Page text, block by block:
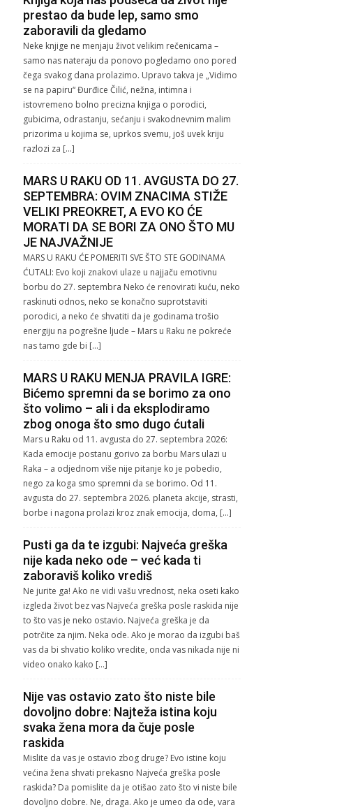
prestao da bude lep, samo smo
zaboravili da gledamo
Neke knjige ne menjaju život velikim rečenicama –
samo nas nateraju da ponovo pogledamo ono pored
čega svakog dana prolazimo. Upravo takva je „Vidimo
se na papiru“ Đurđice Čilić, nežna, intimna i
istovremeno bolno precizna knjiga o porodici,
gubicima, odrastanju, sećanju i svakodnevnim malim
prizorima u kojima se, uprkos svemu, još uvek kriju
razlozi za […]
MARS U RAKU OD 11. AVGUSTA DO 27.
SEPTEMBRA: OVIM ZNACIMA STIŽE
VELIKI PREOKRET, A EVO KO ĆE
MORATI DA SE BORI ZA ONO ŠTO MU
JE NAJVAŽNIJE
MARS U RAKU ĆE POMERITI SVE ŠTO STE GODINAMA
ĆUTALI: Evo koji znakovi ulaze u najjaču emotivnu
borbu do 27. septembra Neko će renovirati kuću, neko
raskinuti odnos, neko se konačno suprotstaviti
porodici, a neko će shvatiti da je godinama trošio
energiju na pogrešne ljude – Mars u Raku ne pokreće
nas tamo gde bi […]
MARS U RAKU MENJA PRAVILA IGRE:
Bićemo spremni da se borimo za ono
što volimo – ali i da eksplodiramo
zbog onoga što smo dugo ćutali
Mars u Raku od 11. avgusta do 27. septembra 2026:
Kada emocije postanu gorivo za borbu Mars ulazi u
Raka – a odjednom više nije pitanje ko je pobedio,
nego za koga smo spremni da se borimo. Od 11.
avgusta do 27. septembra 2026. planeta akcije, strasti,
borbe i nagona prolazi kroz znak emocija, doma, […]
Pusti ga da te izgubi: Najveća greška
nije kada neko ode – već kada ti
zaboraviš koliko vrediš
Ne jurite ga! Ako ne vidi vašu vrednost, neka oseti kako
izgleda život bez vas Najveća greška posle raskida nije
to što vas je neko ostavio. Najveća greška je da
potrčite za njim. Neka ode. Ako je morao da izgubi baš
vas da bi shvatio koliko vredite, onda vas nikada nije ni
video onako kako […]
Nije vas ostavio zato što niste bile
dovoljno dobre: Najteža istina koju
svaka žena mora da čuje posle
raskida
Mislite da vas je ostavio zbog druge? Evo istine koju
većina žena shvati prekasno Najveća greška posle
raskida? Da pomislite da je otišao zato što vi niste bile
dovoljno dobre. Ne, draga. Ako je umeo da ode, vara